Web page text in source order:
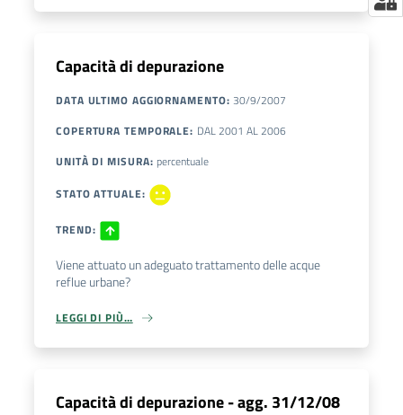
Capacità di depurazione
DATA ULTIMO AGGIORNAMENTO: 30/9/2007
COPERTURA TEMPORALE: DAL 2001 AL 2006
UNITÀ DI MISURA: percentuale
STATO ATTUALE:
TREND:
Viene attuato un adeguato trattamento delle acque
reflue urbane?
LEGGI DI PIÙ…
Capacità di depurazione - agg. 31/12/08